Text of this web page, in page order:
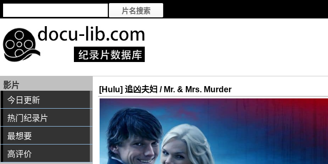
影片
今日更新
热门纪录片
最想要
高评价
[Hulu] 追凶夫妇 / Mr. & Mrs. Murder